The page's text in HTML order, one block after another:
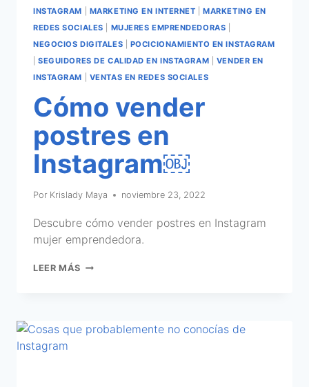
INSTAGRAM
MARKETING EN INTERNET |MARKETING EN
REDES SOCIALES
MUJERES EMPRENDEDORAS
NEGOCIOS DIGITALES
POCICIONAMIENTO EN INSTAGRAM
|SEGUIDORES DE CALIDAD EN INSTAGRAM
VENDER EN
INSTAGRAM
VENTAS EN REDES SOCIALES
Cómo vender
postres en
Instagram￼
Por Krislady Maya noviembre 23, 2022
Descubre cómo vender postres en Instagram
mujer emprendedora.
LEER MÁS